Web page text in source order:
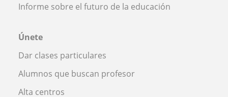
Informe sobre el futuro de la educación
Únete
Dar clases particulares
Alumnos que buscan profesor
Alta centros